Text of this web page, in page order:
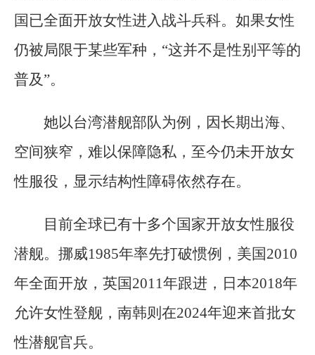
国已全面开放女性进入战斗兵科。如果女性
仍被局限于某些军种，“这并不是性别平等的
普及”。
她以台湾潜舰部队为例，因长期出海、
空间狭窄，难以保障隐私，至今仍未开放女
性服役，显示结构性障碍依然存在。
目前全球已有十多个国家开放女性服役
潜舰。挪威1985年率先打破惯例，美国2010
年全面开放，英国2011年跟进，日本2018年
允许女性登舰，南韩则在2024年迎来首批女
性潜舰官兵。